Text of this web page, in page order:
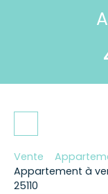
Vente
Appartement à
25110